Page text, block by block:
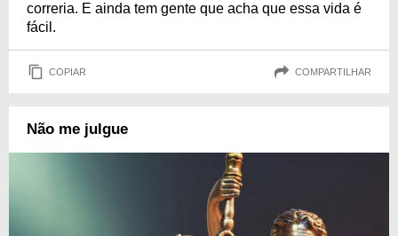
correria. E ainda tem gente que acha que essa vida é
fácil.
COPIAR COMPARTILHAR
Não me julgue